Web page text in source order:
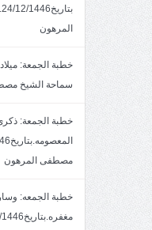
المرهون
سماحة الشيخ
خطبة الجمعة:
مصطفى المرهون
خطبة الجمعه: